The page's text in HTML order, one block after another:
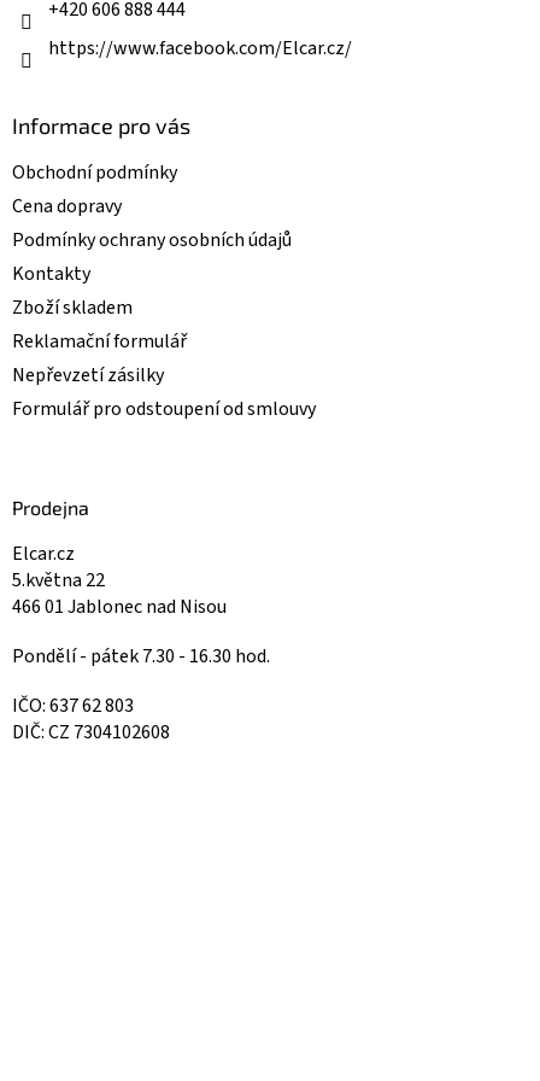
+420 606 888 444
https://www.facebook.com/Elcar.cz/
Informace pro vás
Obchodní podmínky
Cena dopravy
Podmínky ochrany osobních údajů
Kontakty
Zboží skladem
Reklamační formulář
Nepřevzetí zásilky
Formulář pro odstoupení od smlouvy
Prodejna
Elcar.cz
5.května 22
466 01 Jablonec nad Nisou
Pondělí - pátek 7.30 - 16.30 hod.
IČO: 637 62 803
DIČ: CZ 7304102608